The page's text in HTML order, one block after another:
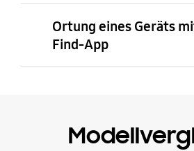
Ortung eines Geräts
Find-App